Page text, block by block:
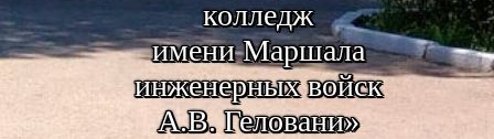
колледж
имени Маршала
инженерных войск
А.В. Геловани»